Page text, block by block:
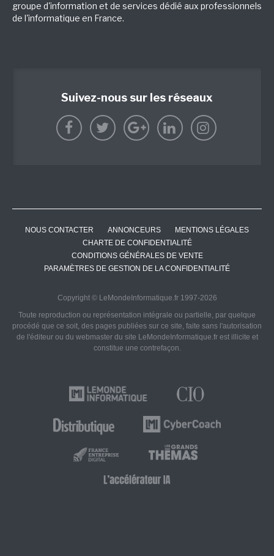
groupe d'information et de services dédié aux professionnels
de l'informatique en France.
Suivez-nous sur les réseaux
NOUS CONTACTER ANNONCEURS
MENTIONS LÉGALES
CHARTE DE CONFIDENTIALITÉ
CONDITIONS GÉNÉRALES DE VENTE
PARAMÈTRES DE GESTION DE LA CONFIDENTIALITÉ
Copyright © LeMondeInformatique.fr 1997-2026
Toute reproduction ou représentation intégrale ou partielle, par quelque
procédé que ce soit, des pages publiées sur ce site, faite sans l'autorisation
de l'éditeur ou du webmaster du site LeMondeInformatique.fr est illicite et
constitue une contrefaçon.